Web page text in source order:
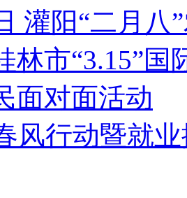
灌阳“二月八
林市“3.15”
面对面活动
风行动暨就